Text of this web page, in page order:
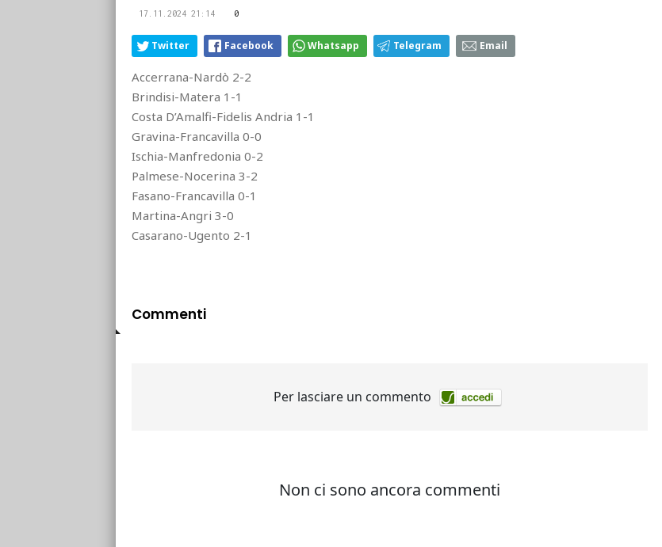
17.11.2024 21:14 0
Twitter Facebook Whatsapp Telegram Email
Accerrana-Nardò 2-2
Brindisi-Matera 1-1
Costa D’Amalfi-Fidelis Andria 1-1
Gravina-Francavilla 0-0
Ischia-Manfredonia 0-2
Palmese-Nocerina 3-2
Fasano-Francavilla 0-1
Martina-Angri 3-0
Casarano-Ugento 2-1
Commenti